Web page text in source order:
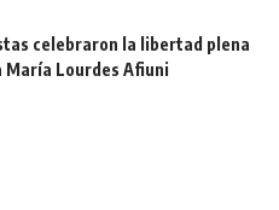
celebraron la libertad plena
María Lourdes Afiuni